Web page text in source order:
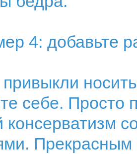
4: добавьте
себе. Просто
Прекрасным